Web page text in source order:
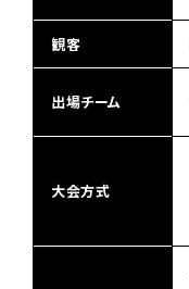
観客
出場チーム
大会方式